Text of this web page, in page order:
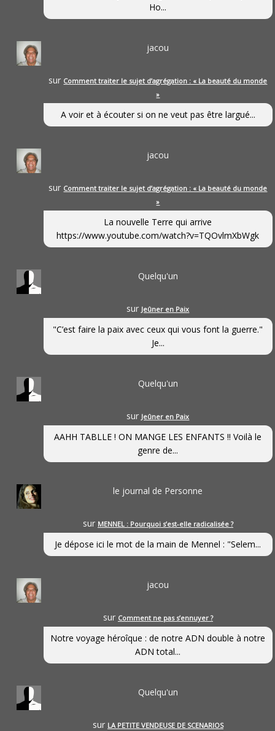
Ho...
jacou
sur Comment traiter le sujet d’agrégation : « La beauté du monde
»
A voir et à écouter si on ne veut pas être largué...
jacou
sur Comment traiter le sujet d’agrégation : « La beauté du monde
»
La nouvelle Terre qui arrive
https://www.youtube.com/watch?v=TQOvlmXbWgk
Quelqu'un
sur Jeûner en Paix
"C’est faire la paix avec ceux qui vous font la guerre."
Je...
Quelqu'un
sur Jeûner en Paix
AAHH TABLLE ! ON MANGE LES ENFANTS !! Voilà le
genre de...
le journal de Personne
sur MENNEL : Pourquoi s’est-elle radicalisée ?
Je dépose ici le mot de la main de Mennel : "Selem...
jacou
sur Comment ne pas s’ennuyer ?
Notre voyage héroîque : de notre ADN double à notre
ADN total...
Quelqu'un
sur LA PETITE VENDEUSE DE SCENARIOS